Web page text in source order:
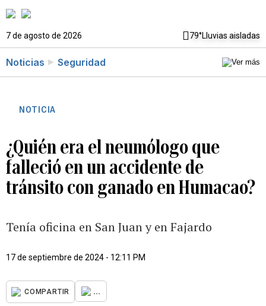
7 de agosto de 2026 79°Lluvias aisladas
Noticias Seguridad
NOTICIA
¿Quién era el neumólogo que
falleció en un accidente de
tránsito con ganado en Humacao?
Tenía oficina en San Juan y en Fajardo
17 de septiembre de 2024 - 12:11 PM
COMPARTIR ...